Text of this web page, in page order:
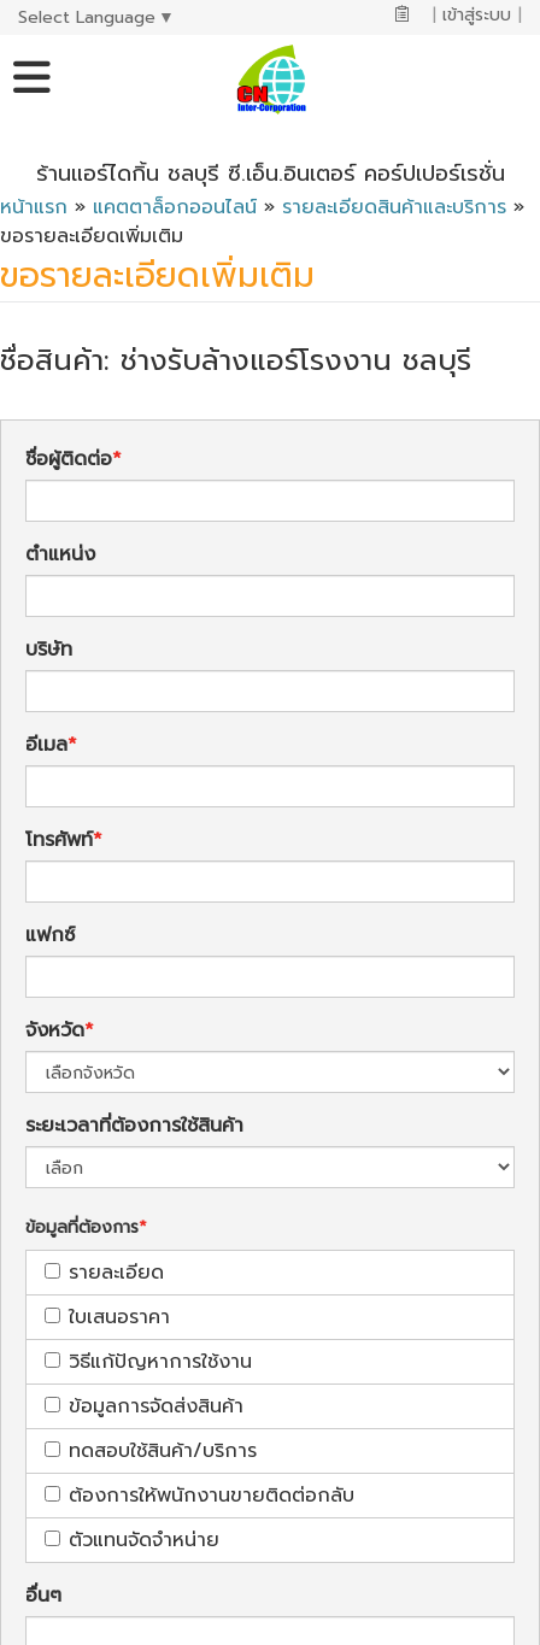
Select Language ▼ | เข้าสู่ระบบ |
ร้านแอร์ไดกิ้น ชลบุรี ซี.เอ็น.อินเตอร์ คอร์ปเปอร์เรชั่น
หน้าแรก » แคตตาล็อกออนไลน์ » รายละเอียดสินค้าและบริการ »
ขอรายละเอียดเพิ่มเติม
ขอรายละเอียดเพิ่มเติม
ชื่อสินค้า: ช่างรับล้างแอร์โรงงาน ชลบุรี
ชื่อผู้ติดต่อ
ตำแหน่ง
บริษัท
อีเมล
โทรศัพท์
แฟกซ์
จังหวัด
ระยะเวลาที่ต้องการใช้สินค้า
ข้อมูลที่ต้องการ
รายละเอียด
ใบเสนอราคา
วิธีแก้ปัญหาการใช้งาน
ข้อมูลการจัดส่งสินค้า
ทดสอบใช้สินค้า/บริการ
ต้องการให้พนักงานขายติดต่อกลับ
ตัวแทนจัดจำหน่าย
อื่นๆ